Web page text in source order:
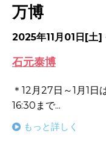
万博
2025年11月01日[土
石元泰博
＊12月27日～1月1
16:30まで...
もっと詳しく